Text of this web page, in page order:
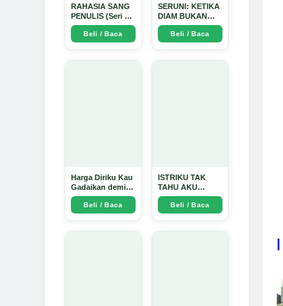
RAHASIA SANG
PENULIS (Seri 1)
- Arda Dinata
Beli / Baca
SERUNI: KETIKA
DIAM BUKAN
LAGI PILIHAN -
Arda Dinata
Beli / Baca
Harga Diriku Kau
Gadaikan demi
Perempuan Itu -
Arda Dinata
Beli / Baca
ISTRIKU TAK
TAHU AKU
PENGUSAHA
EMAS - Arda
Dinata
Beli / Baca